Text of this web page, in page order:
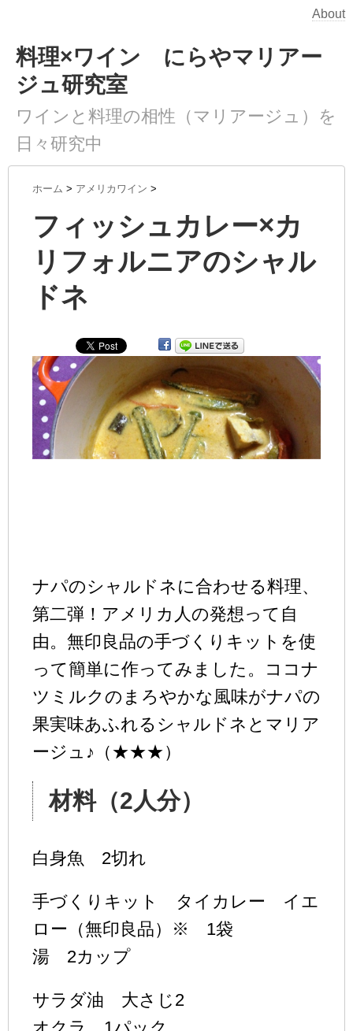
About
料理×ワイン にらやマリアー
ジュ研究室
ワインと料理の相性（マリアージュ）を
日々研究中
ホーム > アメリカワイン >
フィッシュカレー×カ
リフォルニアのシャル
ドネ
ナパのシャルドネに合わせる料理、
第二弾！アメリカ人の発想って自
由。無印良品の手づくりキットを使
って簡単に作ってみました。ココナ
ツミルクのまろやかな風味がナパの
果実味あふれるシャルドネとマリア
ージュ♪（★★★）
材料（2人分）
白身魚 2切れ
手づくりキット タイカレー イエ
ロー（無印良品）※ 1袋
湯 2カップ
サラダ油 大さじ2
オクラ 1パック